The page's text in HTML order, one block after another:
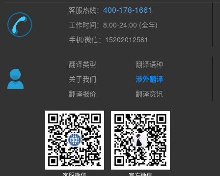
客服热线：400-178-1661
工作时间：8:00-24:00 (全年)
手机/微信：15202012581
翻译类型
翻译语种
关于我们
涉外翻译
翻译报价
翻译资讯